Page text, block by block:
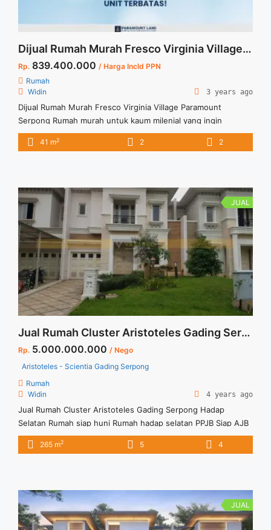
Dijual Rumah Murah Fresco Virginia Village Paramount Serpong
Rp. 839.400.000 / Harga Incld PPN
Rumah
Widin
3 years ago
Dijual Rumah Murah Fresco Virginia Village Paramount
Serpong Rumah murah untuk kaum milenial yang ingin
memiliki rumah sendiri, harga rumah yang terjangkau dan
sudah dengan konsep smart home dan smart living. Untuk
41 m2 2 2
JUAL
Jual Rumah Cluster Aristoteles Gading Serpong Hadap Selatan
Rp. 5.000.000.000 / Nego
Aristoteles - Scientia Gading Serpong
Rumah
Widin
4 years ago
Jual Rumah Cluster Aristoteles Gading Serpong Hadap
Selatan Rumah siap huni Rumah hadap selatan PPJB Siap AJB
Harga Negotiable
265 m2 5 4
JUAL